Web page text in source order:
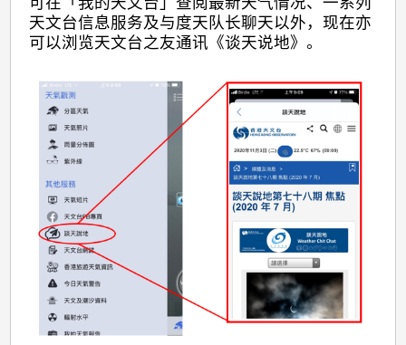
天文台信息服务及与度天队长聊天以外，现在亦
可以浏览天文台之友通讯《谈天说地》。